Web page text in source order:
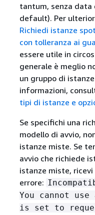
tantum, senza data
default). Per
Richiedi istanze
con tolleranza ai
essere utile in
generale è meglio
un gruppo di
informazioni,
tipi di istanze e
Se specifichi una
modello di avvio,
istanze miste. Se
avvio che richiede
istanze miste,
errore:
You cannot
is set to